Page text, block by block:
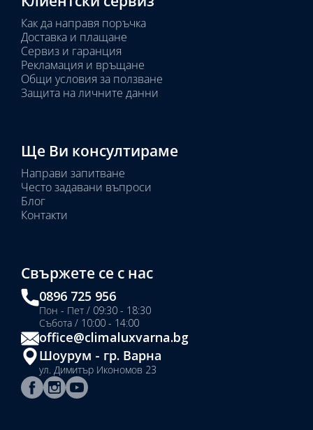
Как да направя поръчка
Доставка и плащане
Сервиз и гаранция
Рекламация и връщане
Общи условия за ползване
Защита на личните данни
Ще Ви консултираме
Направи запитване
Често задавани въпроси
Блог
Контакти
Свържете се с нас
0896 725 956
Пон - Пет / 09:30 - 18:30
Събота / 10:00 - 14:00
office@climaluxvarna.bg
Шоурум - гр. Варна
ул. Димитър Икономов 23